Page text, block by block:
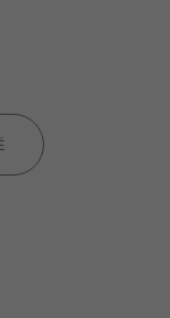
Var